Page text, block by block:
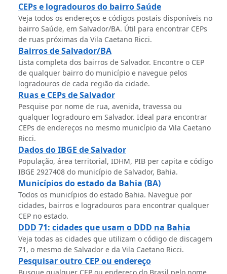
CEPs e logradouros do bairro Saúde
Veja todos os endereços e códigos postais disponíveis no
bairro Saúde, em Salvador/BA. Útil para encontrar CEPs
de ruas próximas da Vila Caetano Ricci.
Bairros de Salvador/BA
Lista completa dos bairros de Salvador. Encontre o CEP
de qualquer bairro do município e navegue pelos
logradouros de cada região da cidade.
Ruas e CEPs de Salvador
Pesquise por nome de rua, avenida, travessa ou
qualquer logradouro em Salvador. Ideal para encontrar
CEPs de endereços no mesmo município da Vila Caetano
Ricci.
Dados do IBGE de Salvador
População, área territorial, IDHM, PIB per capita e código
IBGE 2927408 do município de Salvador, Bahia.
Municípios do estado da Bahia (BA)
Todos os municípios do estado Bahia. Navegue por
cidades, bairros e logradouros para encontrar qualquer
CEP no estado.
DDD 71: cidades que usam o DDD na Bahia
Veja todas as cidades que utilizam o código de discagem
71, o mesmo de Salvador e da Vila Caetano Ricci.
Pesquisar outro CEP ou endereço